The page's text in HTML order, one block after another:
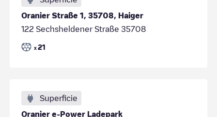
Oranier Straße 1, 35708, Haiger
122 Sechsheldener Straße 35708
x 21
Superficie
Oranier e-Power Ladepark